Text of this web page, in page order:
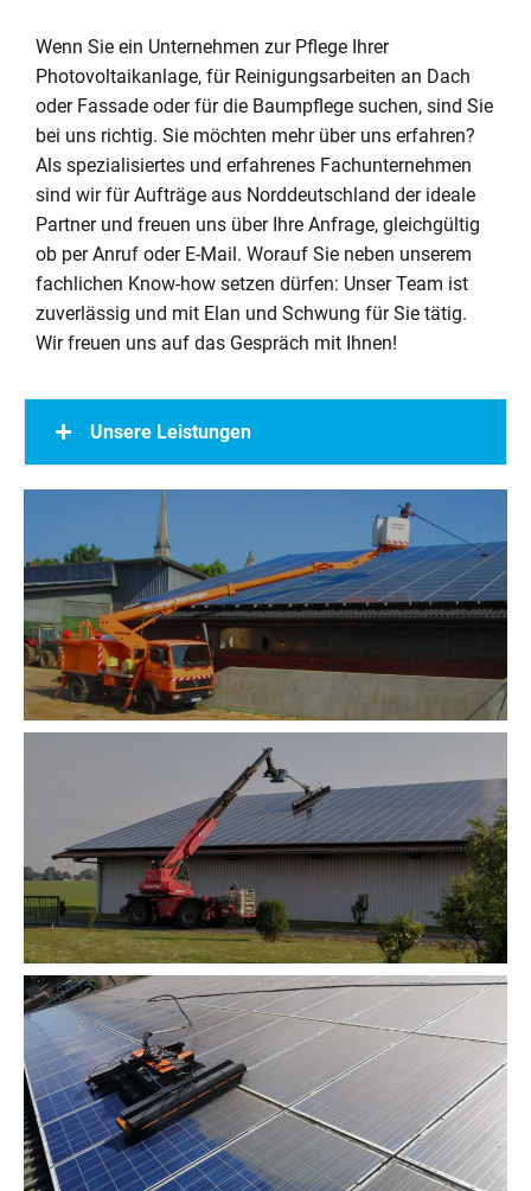
Wenn Sie ein Unternehmen zur Pflege Ihrer
Photovoltaikanlage, für Reinigungsarbeiten an Dach
oder Fassade oder für die Baumpflege suchen, sind Sie
bei uns richtig. Sie möchten mehr über uns erfahren?
Als spezialisiertes und erfahrenes Fachunternehmen
sind wir für Aufträge aus Norddeutschland der ideale
Partner und freuen uns über Ihre Anfrage, gleichgültig
ob per Anruf oder E-Mail. Worauf Sie neben unserem
fachlichen Know-how setzen dürfen: Unser Team ist
zuverlässig und mit Elan und Schwung für Sie tätig.
Wir freuen uns auf das Gespräch mit Ihnen!
Unsere Leistungen